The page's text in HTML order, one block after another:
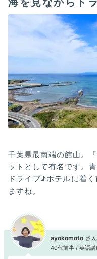
千葉県最南端の館山。
ットとして有名です。
ドライブ♪ホテルに着
ますね。
ayokomoto
40代前半 / 英語講